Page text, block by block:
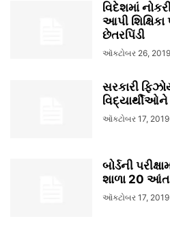
વિદેશમાં
આપી
છેતરપિંડી
ઑક્ટોબર 26, 2019
સરકારી
ઑક્ટોબર 17, 2019
બોર્ડની
શાળા 20
ઑક્ટોબર 17, 2019